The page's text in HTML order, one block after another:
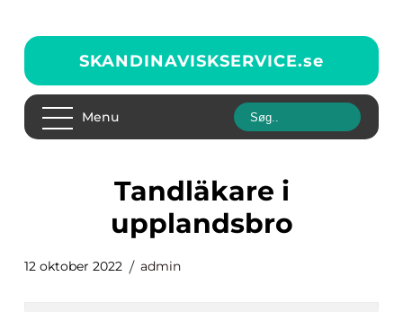
SKANDINAVISKSERVICE.se
Menu
Tandläkare i
upplandsbro
12 oktober 2022 admin